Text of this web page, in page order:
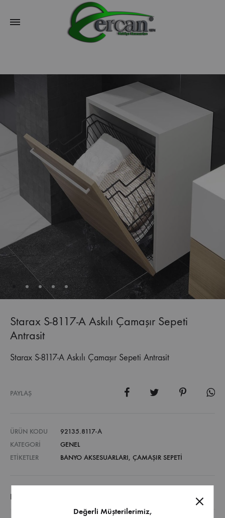
Starax S-8117-A Askılı Çamaşır Sepeti
Antrasit
Starax S-8117-A Askılı Çamaşır Sepeti Antrasit
PAYLAŞ
ÜRÜN KODU
92135.8117-A
KATEGORI
GENEL
ETIKETLER
BANYO AKSESUARLARI, ÇAMAŞIR SEPETI
EK BILGI
Değerli Müşterilerimiz,